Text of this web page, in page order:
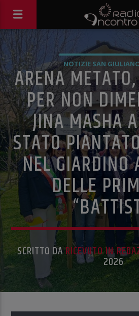
NOTIZIE SAN
ARENA
PER NON
JINA MASHA
STATO
NEL GIARDINO
DELLE
SCRITTO DARICEVUTO IN
2026